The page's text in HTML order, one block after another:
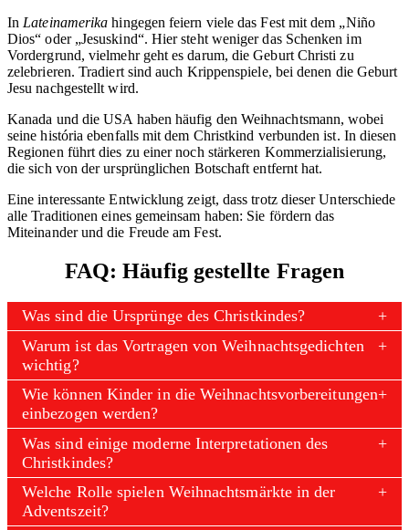
In Lateinamerika hingegen feiern viele das Fest mit dem „Niño
Dios“ oder „Jesuskind“. Hier steht weniger das Schenken im
Vordergrund, vielmehr geht es darum, die Geburt Christi zu
zelebrieren. Tradiert sind auch Krippenspiele, bei denen die Geburt
Jesu nachgestellt wird.
Kanada und die USA haben häufig den Weihnachtsmann, wobei
seine história ebenfalls mit dem Christkind verbunden ist. In diesen
Regionen führt dies zu einer noch stärkeren Kommerzialisierung,
die sich von der ursprünglichen Botschaft entfernt hat.
Eine interessante Entwicklung zeigt, dass trotz dieser Unterschiede
alle Traditionen eines gemeinsam haben: Sie fördern das
Miteinander und die Freude am Fest.
FAQ: Häufig gestellte Fragen
Was sind die Ursprünge des Christkindes?
Warum ist das Vortragen von Weihnachtsgedichten
wichtig?
Wie können Kinder in die Weihnachtsvorbereitungen
einbezogen werden?
Was sind einige moderne Interpretationen des
Christkindes?
Welche Rolle spielen Weihnachtsmärkte in der
Adventszeit?